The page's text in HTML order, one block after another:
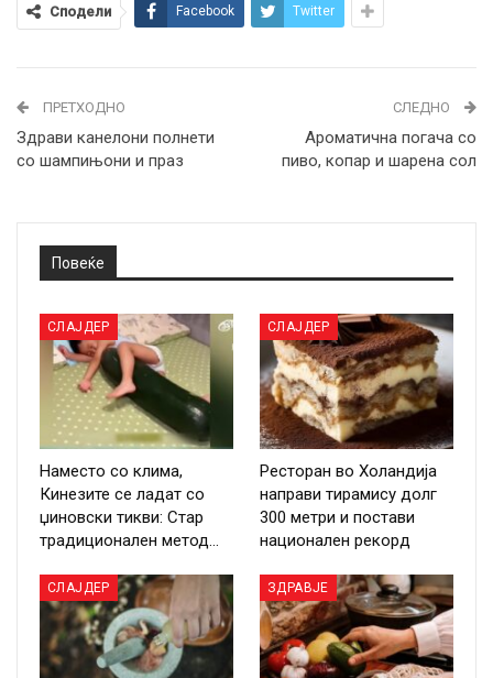
Сподели Facebook Twitter
ПРЕТХОДНО
Здрави канелони полнети
со шампињони и праз
СЛЕДНО
Ароматична погача со
пиво, копар и шарена сол
Повеќе
СЛАЈДЕР
Наместо со клима,
Кинезите се ладат со
џиновски тикви: Стар
традиционален метод…
СЛАЈДЕР
Ресторан во Холандија
направи тирамису долг
300 метри и постави
национален рекорд
СЛАЈДЕР ЗДРАВЈЕ